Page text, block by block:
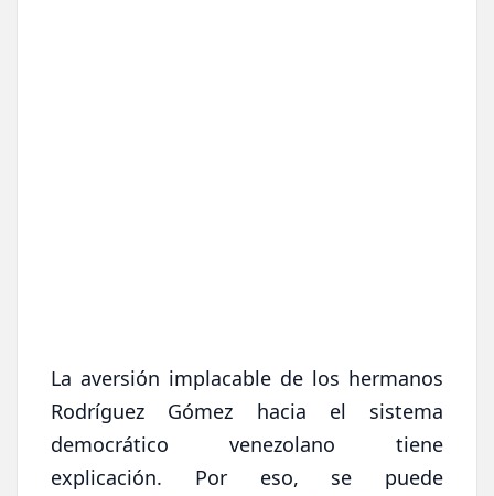
La aversión implacable de los hermanos
Rodríguez Gómez hacia el sistema
democrático venezolano tiene
explicación. Por eso, se puede